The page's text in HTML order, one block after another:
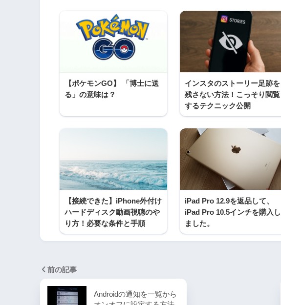
【ポケモンGO】 「博士に送
る」の意味は？
インスタのストーリー足跡を
残さない方法！こっそり閲覧
するテクニック公開
【接続できた】iPhone外付け
ハードディスク動画視聴のや
り方！必要な条件と手順
iPad Pro 12.9を返品して、
iPad Pro 10.5インチを購入し
ました。
前の記事
Androidの通知を一覧から